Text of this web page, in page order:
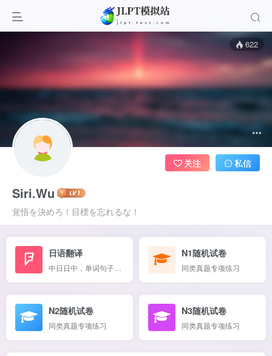
622
Siri.Wu
覚悟を決めろ！目標を忘れるな！
关注 私信
日语翻译 N1随机试卷
同类真题专项练习
N2随机试卷
同类真题专项练习
N3随机试卷
同类真题专项练习